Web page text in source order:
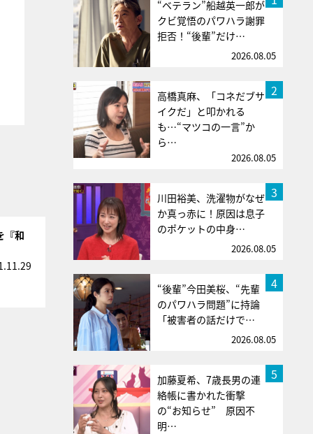
『和
“ベテラン”船越英一郎が
クビ覚悟のパワハラ謝罪
拒否！“後輩”だけ…
2026.08.05
2
高橋真麻、「コネだブサ
イクだ」と叩かれる
も…“マツコの一言”か
ら…
2026.08.05
3
川田裕美、洗濯物がなぜ
か真っ赤に！原因は息子
のポケットの中身…
2026.08.05
4
“後輩”今田美桜、“先輩
のパワハラ問題”に持論
「被害者の話だけで…
2026.08.05
5
加藤夏希、7歳長男の連
絡帳に書かれた衝撃
の“お知らせ” 原因不
明…